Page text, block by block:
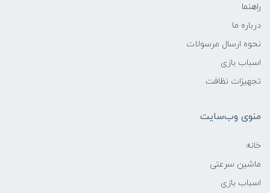
راهنما
درباره ما
نحوه ارسال مرسولات
اسباب بازی
تجهیزات نظافت
منوی وب‌سایت
خانه
ماشین سرعتی
اسباب بازی